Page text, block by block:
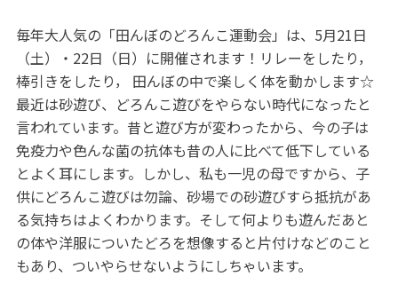
毎年大人気の「田んぼのどろんこ運動会」は、5月21日
（土）・22日（日）に開催されます！リレーをしたり，
棒引きをしたり， 田んぼの中で楽しく体を動かします☆
最近は砂遊び、どろんこ遊びをやらない時代になったと
言われています。昔と遊び方が変わったから、今の子は
免疫力や色んな菌の抗体も昔の人に比べて低下している
とよく耳にします。しかし、私も一児の母ですから、子
供にどろんこ遊びは勿論、砂場での砂遊びすら抵抗があ
る気持ちはよくわかります。そして何よりも遊んだあと
の体や洋服についたどろを想像すると片付けなどのこと
もあり、ついやらせないようにしちゃいます。